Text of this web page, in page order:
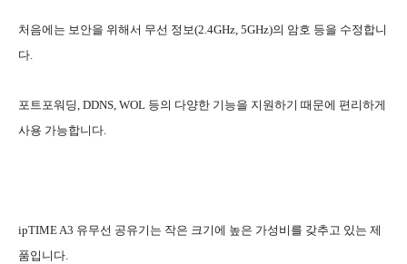
처음에는 보안을 위해서 무선 정보(2.4GHz, 5GHz)의 암호 등을 수정합니
다.
포트포워딩, DDNS, WOL 등의 다양한 기능을 지원하기 때문에 편리하게
사용 가능합니다.
ipTIME A3 유무선 공유기는 작은 크기에 높은 가성비를 갖추고 있는 제
품입니다.